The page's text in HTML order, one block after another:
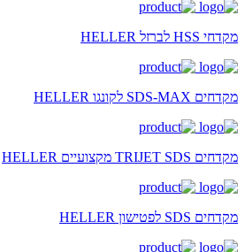
מקדחי HSS לברזל HELLER
מקדחים SDS-MAX לקונגו HELLER
מקדחים TRIJET SDS מקצועיים HELLER
מקדחים SDS לפטישון HELLER